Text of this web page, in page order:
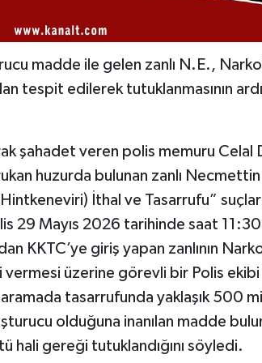
madde ile gelen zanlı N.E.,
tespit edilerek tutuklanmasının
şahadet veren polis memuru Celal
huzurda bulunan zanlı Necmettin
İthal ve Tasarrufu”
29 Mayıs 2026 tarihinde saat
KKTC’ye giriş yapan zanlının
üzerine görevli bir Polis ekibi
tasarrufunda yaklaşık 500
olduğuna inanılan madde
hali gereği tutuklandığını söyledi.